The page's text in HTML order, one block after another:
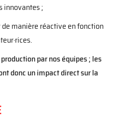
innovantes ;
manière réactive en fonction
par nos équipes ; les
donc un impact direct sur la